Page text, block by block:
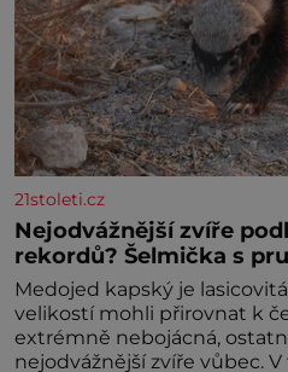
21stoleti.cz
Nejodvážnější zvíře
rekordů? Šelmička s
Medojed kapský je
velikostí mohli přirovnat k
extrémně nebojácná,
nejodvážnější zvíře vůbec.